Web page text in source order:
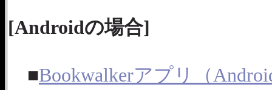
[Androidの場合]
■Bookwalkerアプリ（